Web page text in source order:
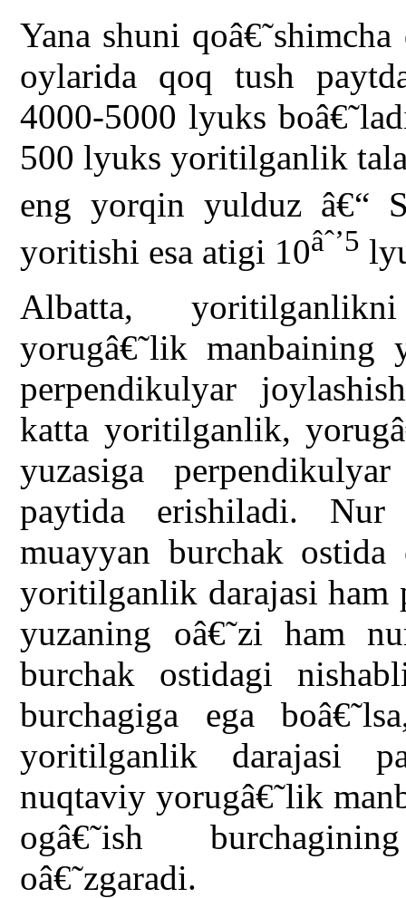
Yana shuni
oylarida qoq tush
4000-5000 lyuks
500 lyuks yoritilganlik
eng yorqin yulduz â€“
yoritishi esa atigi 10âˆ’5
Albatta,
yorugâ€˜lik manbaining
perpendikulyar
katta yoritilganlik,
yuzasiga
paytida erishiladi. Nur
muayyan burchak
yoritilganlik darajasi ham
yuzaning oâ€˜zi ham
burchak ostidagi
burchagiga ega
yoritilganlik darajasi
nuqtaviy yorugâ€˜lik
ogâ€˜ish
oâ€˜zgaradi.